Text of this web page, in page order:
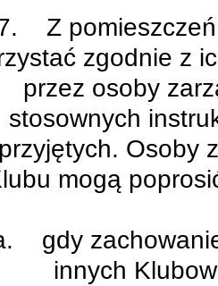
Z pomieszczeń
zgodnie z
przez osoby
stosownych
przyjętych. Osoby
mogą
gdy
innych